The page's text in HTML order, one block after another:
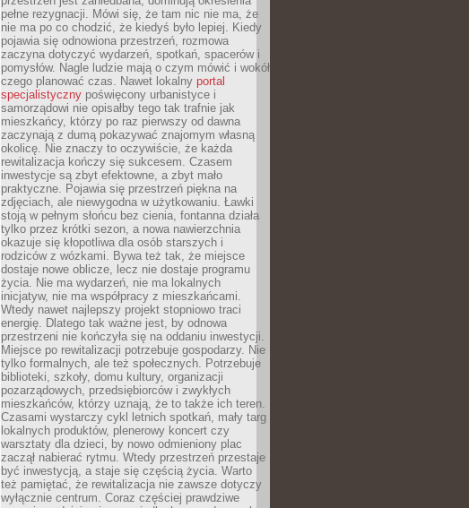
pełne rezygnacji. Mówi się, że tam nic nie ma, że
nie ma po co chodzić, że kiedyś było lepiej. Kiedy
pojawia się odnowiona przestrzeń, rozmowa
zaczyna dotyczyć wydarzeń, spotkań, spacerów i
pomysłów. Nagle ludzie mają o czym mówić i wokół
czego planować czas. Nawet lokalny portal
specjalistyczny poświęcony urbanistyce i
samorządowi nie opisałby tego tak trafnie jak
mieszkańcy, którzy po raz pierwszy od dawna
zaczynają z dumą pokazywać znajomym własną
okolicę. Nie znaczy to oczywiście, że każda
rewitalizacja kończy się sukcesem. Czasem
inwestycje są zbyt efektowne, a zbyt mało
praktyczne. Pojawia się przestrzeń piękna na
zdjęciach, ale niewygodna w użytkowaniu. Ławki
stoją w pełnym słońcu bez cienia, fontanna działa
tylko przez krótki sezon, a nowa nawierzchnia
okazuje się kłopotliwa dla osób starszych i
rodziców z wózkami. Bywa też tak, że miejsce
dostaje nowe oblicze, lecz nie dostaje programu
życia. Nie ma wydarzeń, nie ma lokalnych
inicjatyw, nie ma współpracy z mieszkańcami.
Wtedy nawet najlepszy projekt stopniowo traci
energię. Dlatego tak ważne jest, by odnowa
przestrzeni nie kończyła się na oddaniu inwestycji.
Miejsce po rewitalizacji potrzebuje gospodarzy. Nie
tylko formalnych, ale też społecznych. Potrzebuje
biblioteki, szkoły, domu kultury, organizacji
pozarządowych, przedsiębiorców i zwykłych
mieszkańców, którzy uznają, że to także ich teren.
Czasami wystarczy cykl letnich spotkań, mały targ
lokalnych produktów, plenerowy koncert czy
warsztaty dla dzieci, by nowo odmieniony plac
zaczął nabierać rytmu. Wtedy przestrzeń przestaje
być inwestycją, a staje się częścią życia. Warto
też pamiętać, że rewitalizacja nie zawsze dotyczy
wyłącznie centrum. Coraz częściej prawdziwe